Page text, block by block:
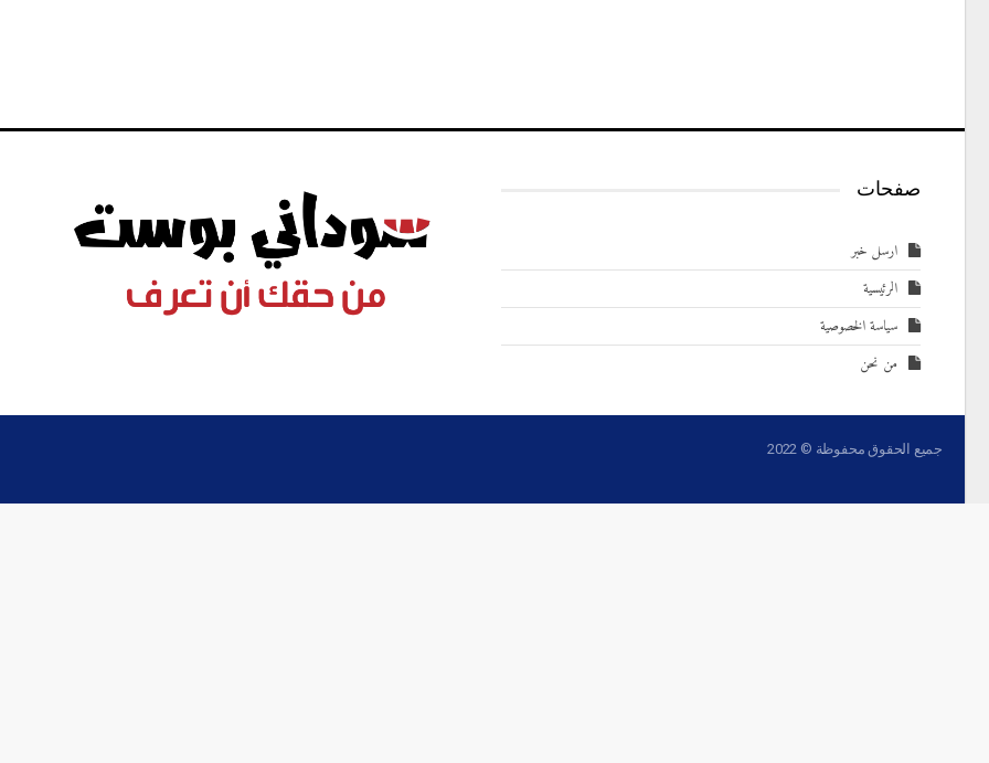
صفحات
ارسل خبر
الرئيسية
سياسة الخصوصية
من نحن
جميع الحقوق محفوظة © 2022